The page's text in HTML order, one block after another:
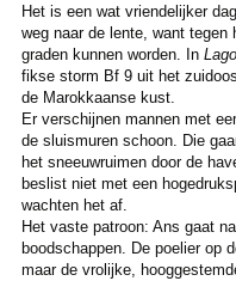
Het is een wat vriendelijker
weg naar de lente, want
graden kunnen worden. In
fikse storm Bf 9 uit het
de Marokkaanse kust.
Er verschijnen mannen met
de sluismuren schoon. Die
het sneeuwruimen door de
beslist niet met een
wachten het af.
Het vaste patroon: Ans gaat
boodschappen. De poelier op
maar de vrolijke,